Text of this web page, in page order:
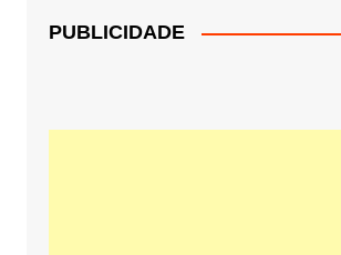
PUBLICIDADE